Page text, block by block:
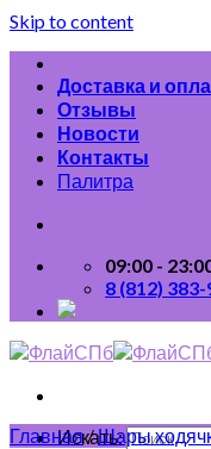
Skip to content
Доставка и
Отзывы
Новости
Контакты
Палитра
09:00 -
8 (812)
Искать:
Главная/Шары